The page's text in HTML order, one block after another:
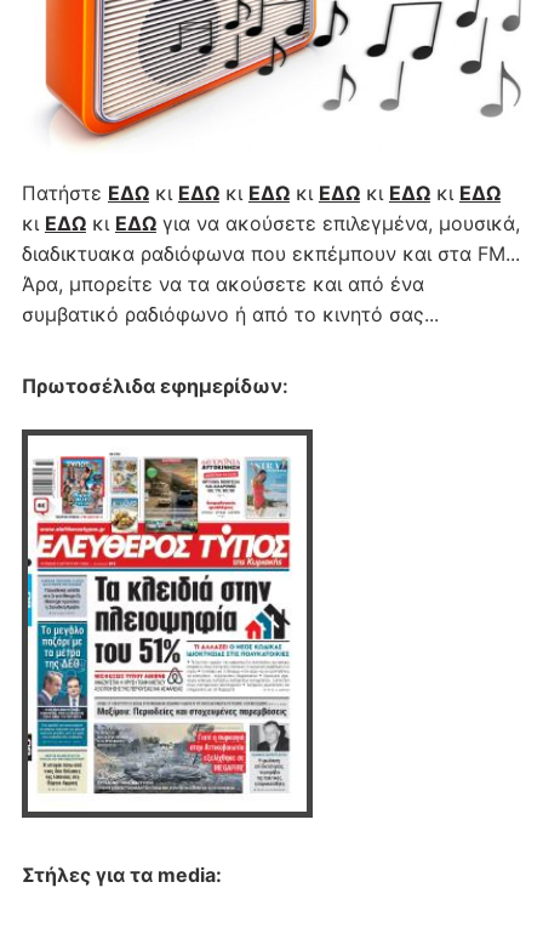
Πατήστε ΕΔΩκι ΕΔΩκι ΕΔΩκι ΕΔΩκι ΕΔΩκι ΕΔΩ
κι ΕΔΩκι ΕΔΩγια να ακούσετε επιλεγμένα, μουσικά,
διαδικτυακα ραδιόφωνα που εκπέμπουν και στα FM...
Άρα, μπορείτε να τα ακούσετε και από ένα
συμβατικό ραδιόφωνο ή από το κινητό σας...
Πρωτοσέλιδα εφημερίδων:
Στήλες για τα media: